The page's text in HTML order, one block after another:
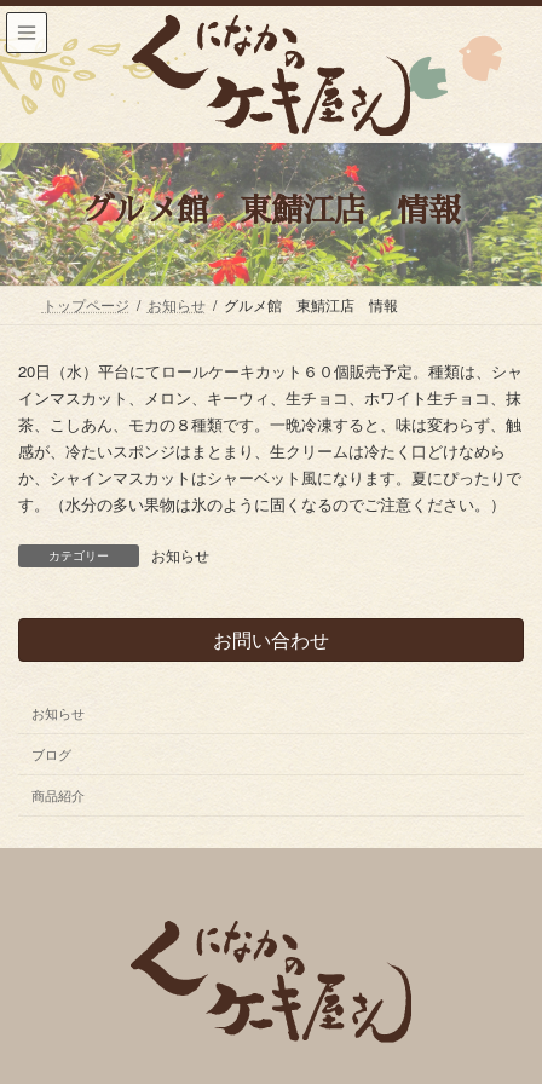
コ
ン
テ
ン
ス
キ
ッ
プ
ナ
ビ
ゲ
ー
ン
に
移
動
グルメ館 東鯖江店 情報
トップページ お知らせ グルメ館 東鯖江店 情報
20日（水）平台にてロールケーキカット６０個販売予定。種類は、シャ
インマスカット、メロン、キーウィ、生チョコ、ホワイト生チョコ、抹
茶、こしあん、モカの８種類です。一晩冷凍すると、味は変わらず、触
感が、冷たいスポンジはまとまり、生クリームは冷たく口どけなめら
か、シャインマスカットはシャーベット風になります。夏にぴったりで
す。（水分の多い果物は氷のように固くなるのでご注意ください。）
カテゴリー お知らせ
お問い合わせ
お知らせ
ブログ
商品紹介